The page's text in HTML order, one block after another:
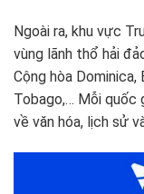
Ngoài ra, khu vực
vùng lãnh thổ hải
Cộng hòa Dominica,
Tobago,… Mỗi quốc
về văn hóa, lịch sử